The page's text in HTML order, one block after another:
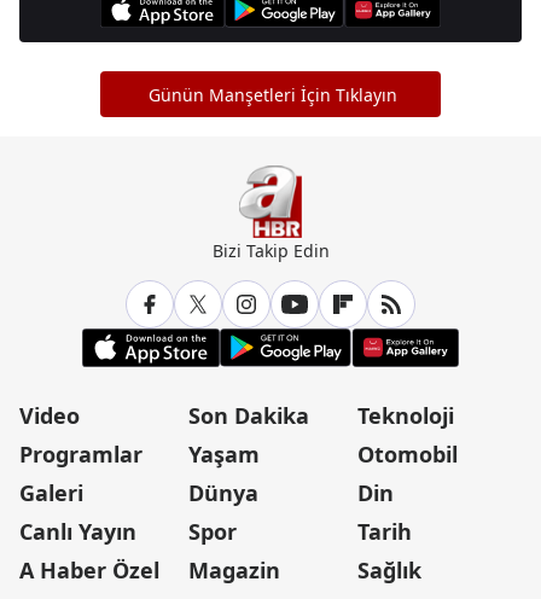
Günün Manşetleri İçin Tıklayın
Bizi Takip Edin
Video
Programlar
Galeri
Canlı Yayın
A Haber Özel
Son Dakika
Yaşam
Dünya
Spor
Magazin
Teknoloji
Otomobil
Din
Tarih
Sağlık